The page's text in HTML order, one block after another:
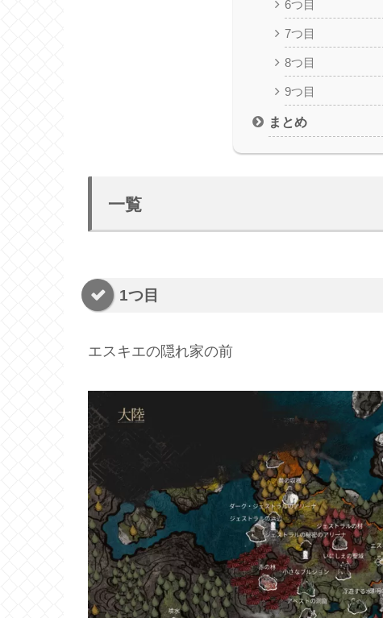
6つ目
7つ目
8つ目
9つ目
まとめ
一覧
1つ目
エスキエの隠れ家の前